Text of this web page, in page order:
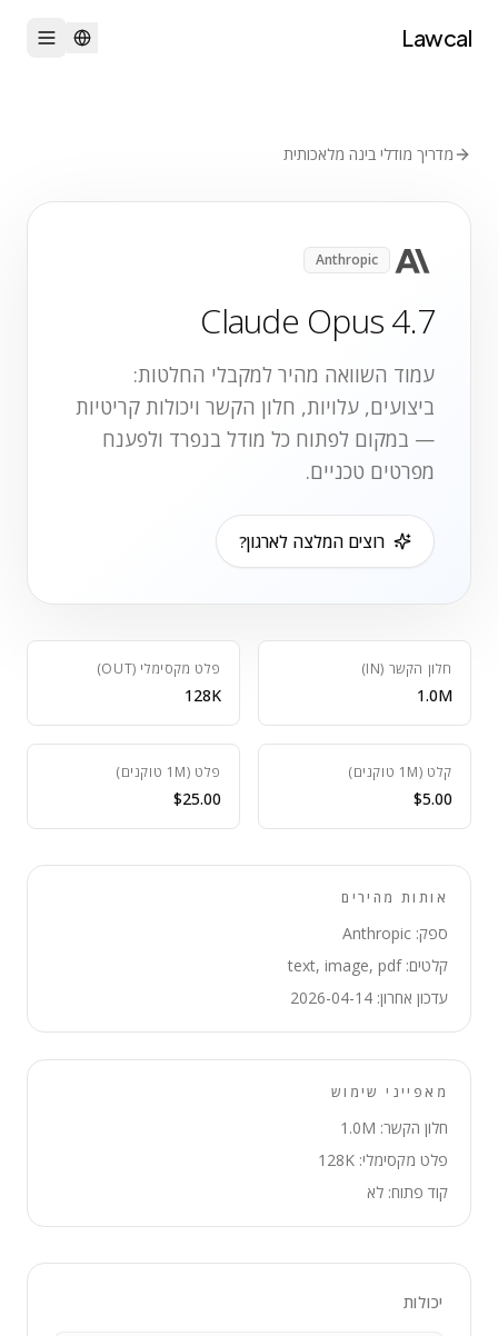
Lawcal
מדריך מודלי בינה מלאכותית
Anthropic
Claude Opus 4.7
עמוד השוואה מהיר למקבלי החלטות:
ביצועים, עלויות, חלון הקשר ויכולות קריטיות
— במקום לפתוח כל מודל בנפרד ולפענח
מפרטים טכניים.
רוצים המלצה לארגון?
חלון הקשר (IN)
1.0M
פלט מקסימלי (OUT)
128K
קלט (1M טוקנים)
$5.00
פלט (1M טוקנים)
$25.00
אותות מהירים
ספק: Anthropic
קלטים: text, image, pdf
עדכון אחרון: 2026-04-14
מאפייני שימוש
חלון הקשר: 1.0M
פלט מקסימלי: 128K
קוד פתוח: לא
יכולות